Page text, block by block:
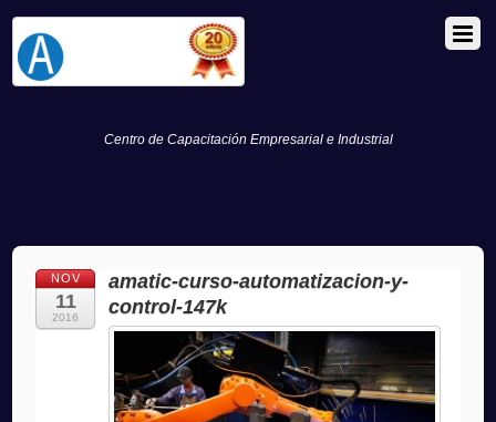
Centro de Capacitación Empresarial e Industrial
NOV
11
2016
amatic-curso-automatizacion-y-
control-147k